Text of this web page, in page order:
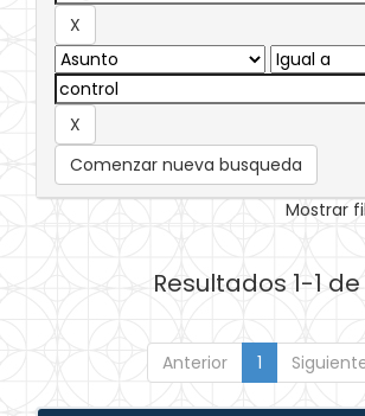
Comenzar nueva busqueda
Mostrar
Resultados 1-1 de
Anterior 1